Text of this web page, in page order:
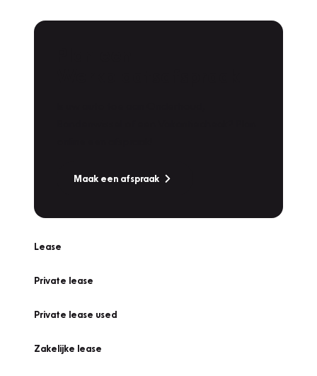
Maak een afspraak
Lease
Private lease
Private lease used
Zakelijke lease